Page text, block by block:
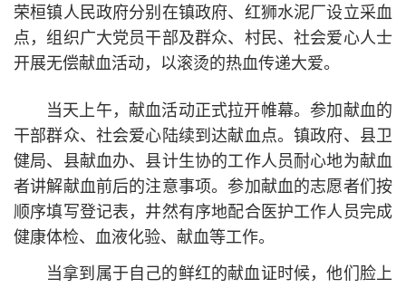
荣桓镇人民政府分别在镇政府、红狮水泥厂设立采血
点，组织广大党员干部及群众、村民、社会爱心人士
开展无偿献血活动，以滚烫的热血传递大爱。
当天上午，献血活动正式拉开帷幕。参加献血的
干部群众、社会爱心陆续到达献血点。镇政府、县卫
健局、县献血办、县计生协的工作人员耐心地为献血
者讲解献血前后的注意事项。参加献血的志愿者们按
顺序填写登记表，井然有序地配合医护工作人员完成
健康体检、血液化验、献血等工作。
当拿到属于自己的鲜红的献血证时候，他们脸上